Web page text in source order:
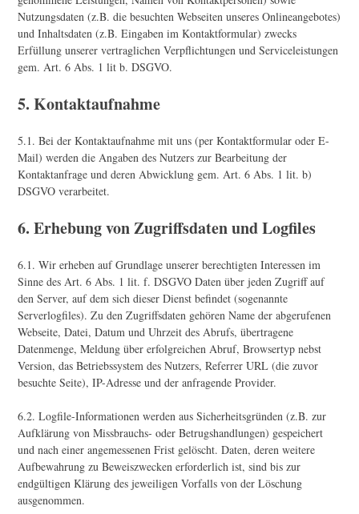
Nutzungsdaten (z.B. die besuchten Webseiten unseres Onlineangebotes)
und Inhaltsdaten (z.B. Eingaben im Kontaktformular) zwecks
Erfüllung unserer vertraglichen Verpflichtungen und Serviceleistungen
gem. Art. 6 Abs. 1 lit b. DSGVO.
5. Kontaktaufnahme
5.1. Bei der Kontaktaufnahme mit uns (per Kontaktformular oder E-
Mail) werden die Angaben des Nutzers zur Bearbeitung der
Kontaktanfrage und deren Abwicklung gem. Art. 6 Abs. 1 lit. b)
DSGVO verarbeitet.
6. Erhebung von Zugriffsdaten und Logfiles
6.1. Wir erheben auf Grundlage unserer berechtigten Interessen im
Sinne des Art. 6 Abs. 1 lit. f. DSGVO Daten über jeden Zugriff auf
den Server, auf dem sich dieser Dienst befindet (sogenannte
Serverlogfiles). Zu den Zugriffsdaten gehören Name der abgerufenen
Webseite, Datei, Datum und Uhrzeit des Abrufs, übertragene
Datenmenge, Meldung über erfolgreichen Abruf, Browsertyp nebst
Version, das Betriebssystem des Nutzers, Referrer URL (die zuvor
besuchte Seite), IP-Adresse und der anfragende Provider.
6.2. Logfile-Informationen werden aus Sicherheitsgründen (z.B. zur
Aufklärung von Missbrauchs- oder Betrugshandlungen) gespeichert
und nach einer angemessenen Frist gelöscht. Daten, deren weitere
Aufbewahrung zu Beweiszwecken erforderlich ist, sind bis zur
endgültigen Klärung des jeweiligen Vorfalls von der Löschung
ausgenommen.